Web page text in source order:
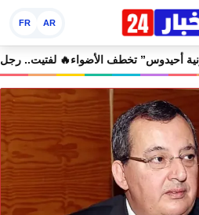
AR
FR
بنجاح كبير و”سمفونية أحيدوس” تخطف